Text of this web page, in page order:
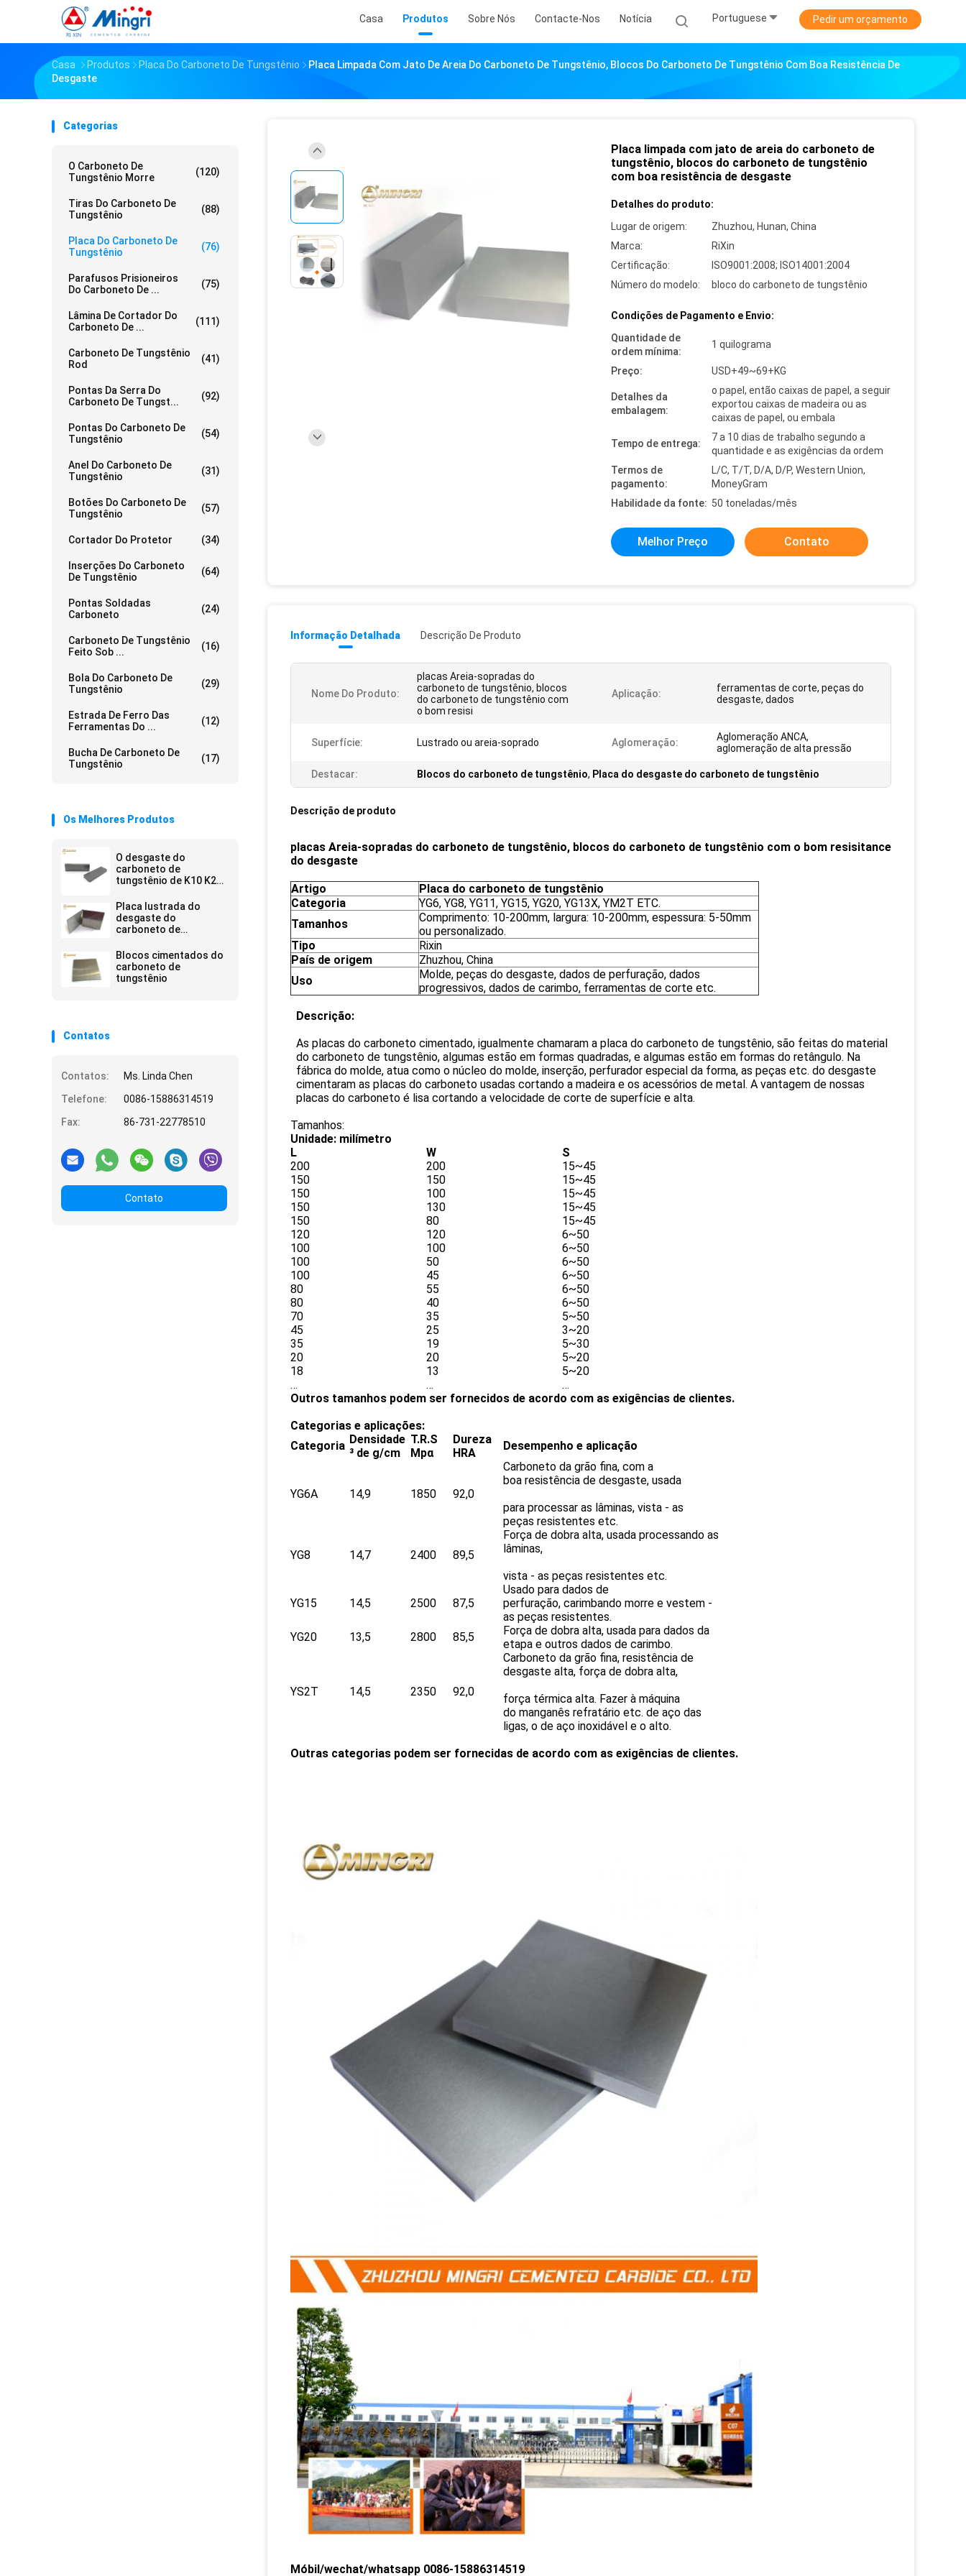
Casa Produtos Sobre Nós Contacte-Nos Notícia Portuguese Pedir um orçamento
Casa Produtos Placa Do Carboneto De Tungstênio
Placa Limpada Com Jato De Areia Do Carboneto De Tungstênio, Blocos Do Carboneto De Tungstênio Com Boa Resistência De
Desgaste
Categorias
O Carboneto De
Tungstênio Morre
(120)
Tiras Do Carboneto De
Tungstênio
(88)
Placa Do Carboneto De
Tungstênio
(76)
Parafusos Prisioneiros
Do Carboneto De ...
(75)
Lâmina De Cortador Do
Carboneto De ...
(111)
Carboneto De Tungstênio
Rod
(41)
Pontas Da Serra Do
Carboneto De Tungst...
(92)
Pontas Do Carboneto De
Tungstênio
(54)
Anel Do Carboneto De
Tungstênio
(31)
Botões Do Carboneto De
Tungstênio
(57)
Cortador Do Protetor (34)
Inserções Do Carboneto
De Tungstênio
(64)
Pontas Soldadas
Carboneto
(24)
Carboneto De Tungstênio
Feito Sob ...
(16)
Bola Do Carboneto De
Tungstênio
(29)
Estrada De Ferro Das
Ferramentas Do ...
(12)
Bucha De Carboneto De
Tungstênio
(17)
Os Melhores Produtos
O desgaste do
carboneto de
tungstênio de K10 K20
lustrados embarca
placas da matéria
prima da folha
Placa lustrada do
desgaste do
carboneto de
Blocos cimentados do
carboneto de
tungstênio
Contatos
Contatos:
Ms. Linda Chen
Telefone:
0086-15886314519
Fax:
86-731-22778510
Contato
Placa limpada com jato de areia do carboneto de
tungstênio, blocos do carboneto de tungstênio
com boa resistência de desgaste
Detalhes do produto:
Lugar de origem:
Zhuzhou, Hunan, China
Marca:
RiXin
Certificação:
ISO9001:2008; ISO14001:2004
Número do modelo:
bloco do carboneto de tungstênio
Condições de Pagamento e Envio:
Quantidade de
ordem mínima:
1 quilograma
Preço: USD+49~69+KG
Detalhes da
embalagem:
o papel, então caixas de papel, a seguir
exportou caixas de madeira ou as
caixas de papel, ou embala
Tempo de entrega:
7 a 10 dias de trabalho segundo a
quantidade e as exigências da ordem
Termos de
pagamento:
L/C, T/T, D/A, D/P, Western Union,
MoneyGram
Habilidade da fonte: 50 toneladas/mês
Melhor Preço Contato
Informação Detalhada Descrição De Produto
Nome Do Produto:
placas Areia-sopradas do
carboneto de tungstênio, blocos
do carboneto de tungstênio com
o bom resisi
Aplicação:
ferramentas de corte, peças do
desgaste, dados
Superfície: Lustrado ou areia-soprado Aglomeração:
Aglomeração ANCA,
aglomeração de alta pressão
Destacar: Blocos do carboneto de tungstênio, Placa do desgaste do carboneto de tungstênio
Descrição de produto
placas Areia-sopradas do carboneto de tungstênio, blocos do carboneto de tungstênio com o bom resisitance
do desgaste
Artigo
Placa do carboneto de tungstênio
Categoria
YG6, YG8, YG11, YG15, YG20, YG13X, YM2T ETC.
Tamanhos
Comprimento: 10-200mm, largura: 10-200mm, espessura: 5-50mm
ou personalizado.
Tipo
Rixin
País de origem
Zhuzhou, China
Uso
Molde, peças do desgaste, dados de perfuração, dados
progressivos, dados de carimbo, ferramentas de corte etc.
Descrição:
As placas do carboneto cimentado, igualmente chamaram a placa do carboneto de tungstênio, são feitas do material
do carboneto de tungstênio, algumas estão em formas quadradas, e algumas estão em formas do retângulo. Na
fábrica do molde, atua como o núcleo do molde, inserção, perfurador especial da forma, as peças etc. do desgaste
cimentaram as placas do carboneto usadas cortando a madeira e os acessórios de metal. A vantagem de nossas
placas do carboneto é lisa cortando a velocidade de corte de superfície e alta.
Tamanhos:
Unidade: milímetro
L
W
S
200
200
15~45
150
150
15~45
150
100
15~45
150
130
15~45
150
80
15~45
120
120
6~50
100
100
6~50
100
50
6~50
100
45
6~50
80
55
6~50
80
40
6~50
70
35
5~50
45
25
3~20
35
19
5~30
20
20
5~20
18
13
5~20
…
…
…
Outros tamanhos podem ser fornecidos de acordo com as exigências de clientes.
Categorias e aplicações:
Categoria Densidade
³ de g/cm
T.R.S
Mpα
Dureza
HRA
Desempenho e aplicação
YG6A 14,9 1850 92,0
Carboneto da grão fina, com a
boa resistência de desgaste, usada
para processar as lâminas, vista - as
peças resistentes etc.
YG8 14,7 2400 89,5
Força de dobra alta, usada processando as
lâminas,
vista - as peças resistentes etc.
YG15
14,5 2500 87,5
Usado para dados de
perfuração, carimbando morre e vestem -
as peças resistentes.
YG20
13,5 2800 85,5
Força de dobra alta, usada para dados da
etapa e outros dados de carimbo.
YS2T 14,5 2350 92,0
Carboneto da grão fina, resistência de
desgaste alta, força de dobra alta,
força térmica alta. Fazer à máquina
do manganês refratário etc. de aço das
ligas, o de aço inoxidável e o alto.
Outras categorias podem ser fornecidas de acordo com as exigências de clientes.
Móbil/wechat/whatsapp 0086-15886314519